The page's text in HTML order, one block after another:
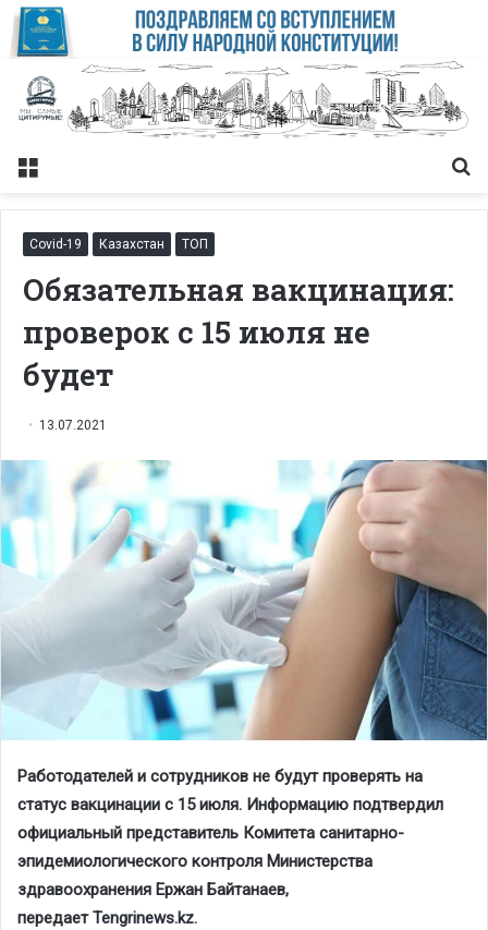
Меню
Covid-19 Казахстан ТОП
Обязательная вакцинация:
проверок с 15 июля не
будет
13.07.2021
Работодателей и сотрудников не будут проверять на
статус вакцинации с 15 июля. Информацию подтвердил
официальный представитель Комитета санитарно-
эпидемиологического контроля Министерства
здравоохранения Ержан Байтанаев,
передаетTengrinews.kz.